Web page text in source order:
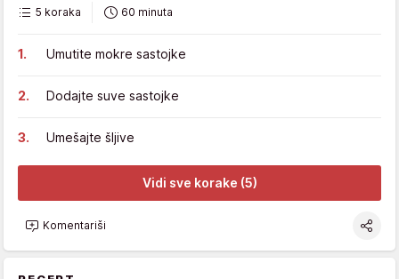
5 koraka 60 minuta
Umutite mokre sastojke
Dodajte suve sastojke
Umešajte šljive
Vidi sve korake (5)
Komentariši